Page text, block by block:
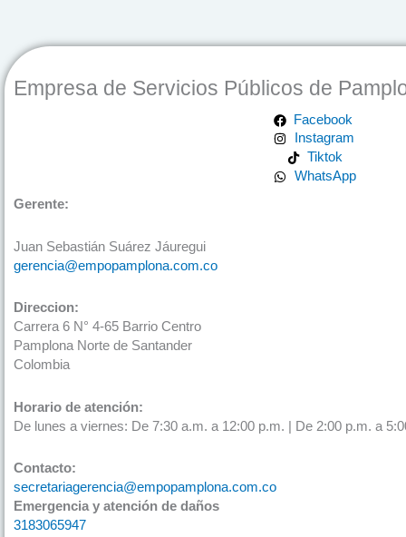
Empresa de Servicios Públicos de
Facebook
Instagram
Tiktok
WhatsApp
Gerente:
Juan Sebastián Suárez Jáuregui
gerencia@empopamplona.com.co
Direccion:
Carrera 6 N° 4-65 Barrio Centro
Pamplona Norte de Santander
Colombia
Horario de atención:
De lunes a viernes: De 7:30 a.m. a 12:00 p.m. | De 2:00 p.m. a
Contacto:
secretariagerencia@empopamplona.com.co
Emergencia y atención de daños
3183065947